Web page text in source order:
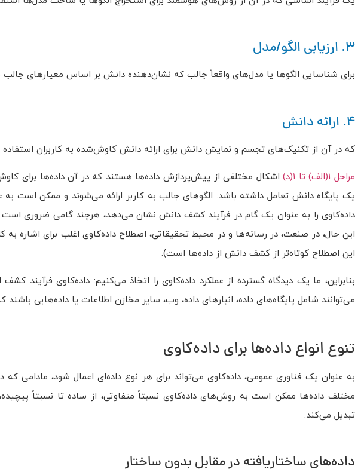
3. ارزیابی الگو/مدل
برای شناسایی الگوها یا مدل‌های واقعاً جالب که نشان‌دهنده دانش بر اساس معیارهای
4. ارائه دانش
که در آن از تکنیک‌های تجسم و نمایش دانش برای ارائه دانش کاوش‌شده به کاربران
مراحل ۱(الف) تا ۱(د)
اشکال مختلفی از پیش‌پردازش داده‌ها هستند که در آن داده‌ها برای
یک پایگاه دانش تعامل داشته باشد. الگوهای جالب به کاربر ارائه می‌شوند و ممکن است به
داده‌کاوی را به عنوان یک گام در فرآیند کشف دانش نشان می‌دهد، هرچند گامی ضروری است
این حال، در صنعت، در رسانه‌ها و در محیط تحقیقاتی، اصطلاح داده‌کاوی اغلب برای اشاره
این اصطلاح کوتاه‌تر از کشف دانش از داده‌ها است).
بنابراین، ما یک دیدگاه گسترده از عملکرد داده‌کاوی را اتخاذ می‌کنیم: داده‌کاوی فرآیند
می‌توانند شامل پایگاه‌های داده، انبارهای داده، وب، سایر مخازن اطلاعات یا داده‌هایی
تنوع انواع داده‌ها برای داده‌کاوی
به عنوان یک فناوری عمومی، داده‌کاوی می‌تواند برای هر نوع داده‌ای اعمال شود، مادامی که
مختلف داده‌ها ممکن است به روش‌های داده‌کاوی نسبتاً متفاوتی، از ساده تا نسبتاً
تبدیل می‌کند.
داده‌های ساختاریافته در مقابل بدون ساختار